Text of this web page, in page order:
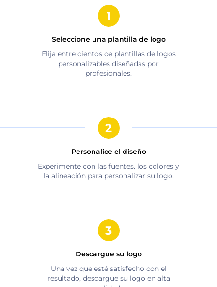
Seleccione una plantilla de logo
Elija entre cientos de plantillas de logos
personalizables diseñadas por
profesionales.
Personalice el diseño
Experimente con las fuentes, los colores y
la alineación para personalizar su logo.
Descargue su logo
Una vez que esté satisfecho con el
resultado, descargue su logo en alta